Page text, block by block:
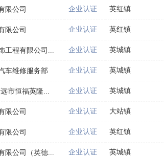
限公司 企业认证 英红镇
限公司 企业认证 英红镇
工程有限公司... 企业认证 英城镇
车维修服务部 企业认证 英城镇
市恒福英隆... 企业认证 英城镇
限公司 企业认证 大站镇
限公司 企业认证 英红镇
限公司（英德... 企业认证 英城镇